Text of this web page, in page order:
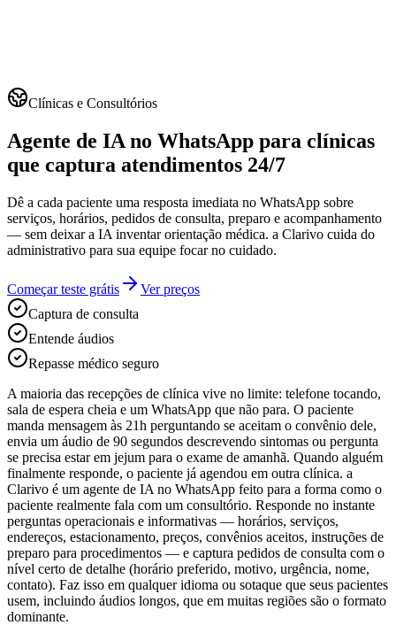
Clínicas e Consultórios
Agente de IA no WhatsApp para clínicas
que captura atendimentos 24/7
Dê a cada paciente uma resposta imediata no WhatsApp sobre
serviços, horários, pedidos de consulta, preparo e acompanhamento
— sem deixar a IA inventar orientação médica. a Clarivo cuida do
administrativo para sua equipe focar no cuidado.
Começar teste grátis
Ver preços
Captura de consulta
Entende áudios
Repasse médico seguro
A maioria das recepções de clínica vive no limite: telefone tocando,
sala de espera cheia e um WhatsApp que não para. O paciente
manda mensagem às 21h perguntando se aceitam o convênio dele,
envia um áudio de 90 segundos descrevendo sintomas ou pergunta
se precisa estar em jejum para o exame de amanhã. Quando alguém
finalmente responde, o paciente já agendou em outra clínica. a
Clarivo é um agente de IA no WhatsApp feito para a forma como o
paciente realmente fala com um consultório. Responde no instante
perguntas operacionais e informativas — horários, serviços,
endereços, estacionamento, preços, convênios aceitos, instruções de
preparo para procedimentos — e captura pedidos de consulta com o
nível certo de detalhe (horário preferido, motivo, urgência, nome,
contato). Faz isso em qualquer idioma ou sotaque que seus pacientes
usem, incluindo áudios longos, que em muitas regiões são o formato
dominante.